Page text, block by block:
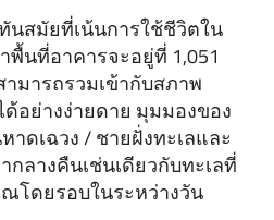
สมัยที่เน้นการใช้ชีวิตใน
พื้นที่อาคารจะอยู่ที่ 1,051
มารถรวมเข้ากับสภาพ
อย่างง่ายดาย มุมมองของ
าดเฉวง / ชายฝั่งทะเลและ
กลางคืนเช่นเดียวกับทะเลที่
โดยรอบในระหว่างวัน